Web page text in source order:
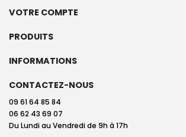
VOTRE COMPTE
PRODUITS
INFORMATIONS
CONTACTEZ-NOUS
09 61 64 85 84
06 62 43 69 07
Du Lundi au Vendredi de 9h à 17h